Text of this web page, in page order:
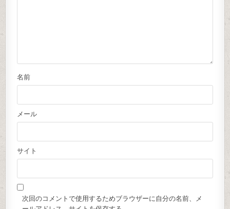
名前
メール
サイト
次回のコメントで使用するためブラウザーに自分の名前、メ